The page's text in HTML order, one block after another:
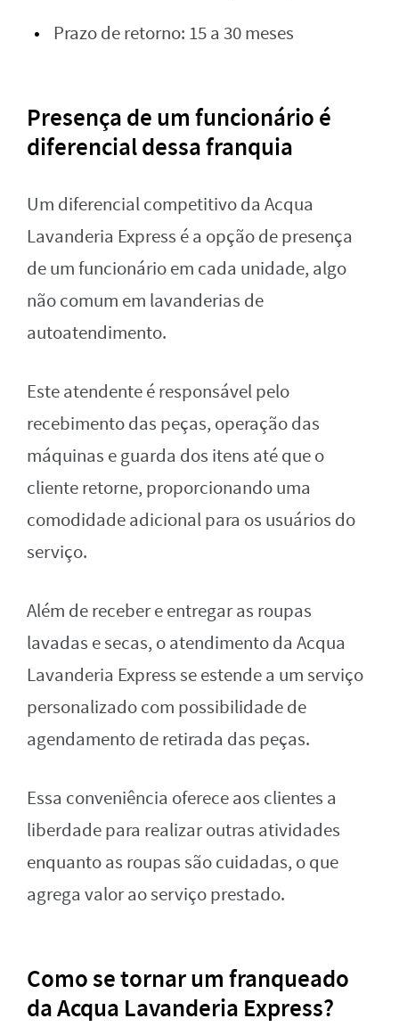
Prazo de retorno: 15 a 30 meses
Presença de um funcionário é
diferencial dessa franquia
Um diferencial competitivo da Acqua
Lavanderia Express é a opção de presença
de um funcionário em cada unidade, algo
não comum em lavanderias de
autoatendimento.
Este atendente é responsável pelo
recebimento das peças, operação das
máquinas e guarda dos itens até que o
cliente retorne, proporcionando uma
comodidade adicional para os usuários do
serviço.
Além de receber e entregar as roupas
lavadas e secas, o atendimento da Acqua
Lavanderia Express se estende a um serviço
personalizado com possibilidade de
agendamento de retirada das peças.
Essa conveniência oferece aos clientes a
liberdade para realizar outras atividades
enquanto as roupas são cuidadas, o que
agrega valor ao serviço prestado.
Como se tornar um franqueado
da Acqua Lavanderia Express?